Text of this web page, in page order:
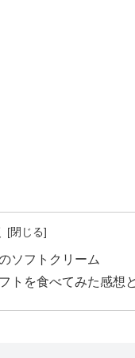
ソフトクリーム
トを食べてみた感想